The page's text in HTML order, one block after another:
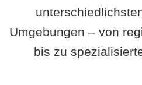
Umgebungen – von
bis zu